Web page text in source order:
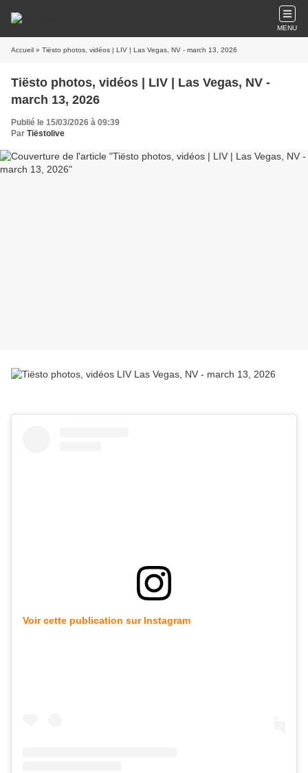
MENU
Accueil » Tiësto photos, vidéos | LIV | Las Vegas, NV - march 13, 2026
Tiësto photos, vidéos | LIV | Las Vegas, NV -
march 13, 2026
Publié le 15/03/2026 à 09:39
Par Tiëstolive
Voir cette publication sur Instagram